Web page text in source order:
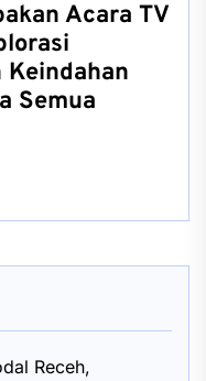
Acara TV
Keindahan
Semua
Receh,